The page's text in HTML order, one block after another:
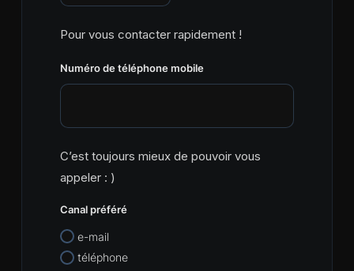
Pour vous contacter rapidement !
Numéro de téléphone mobile
C’est toujours mieux de pouvoir vous
appeler : )
Canal préféré
e-mail
téléphone